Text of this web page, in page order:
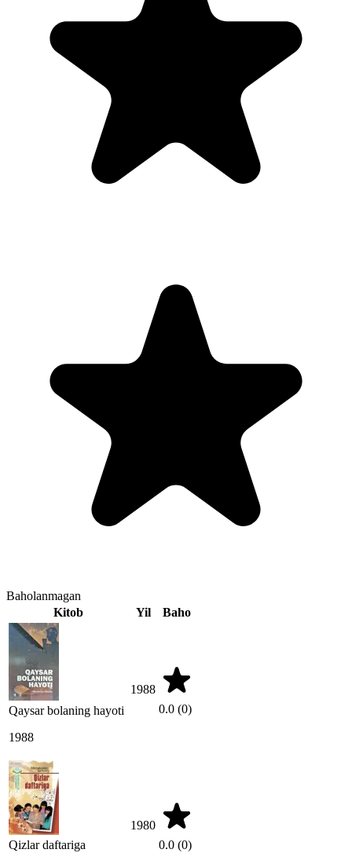
Baholanmagan
Kitob
Yil Baho
Qaysar bolaning hayoti
1988
1988
0.0 (0)
Qizlar daftariga
1980
0.0 (0)